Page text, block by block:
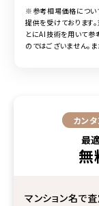
※参考相場価格につい
提供を受けております
とにAI技術を用いて参
のではございません。
カン
最
無
マンション名で